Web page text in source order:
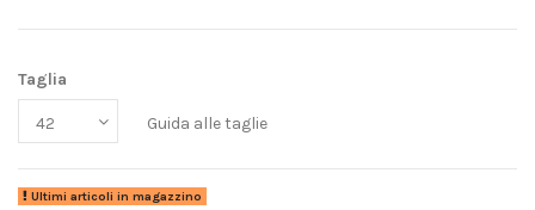
Taglia
Guida alle taglie
Ultimi articoli in magazzino